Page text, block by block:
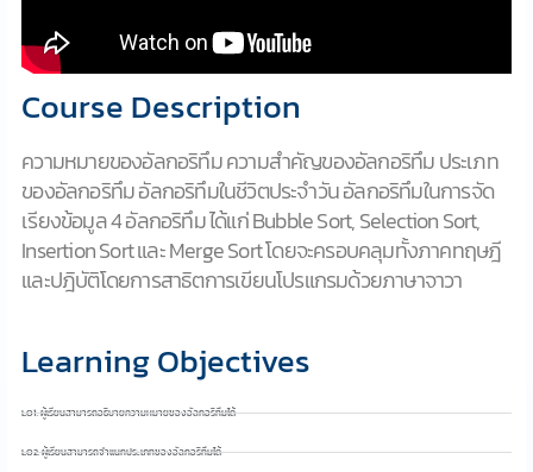
Course Description
ความหมายของอัลกอริทึม ความสำคัญของอัลกอริทึม ประเภท
ของอัลกอริทึม อัลกอริทึมในชีวิตประจำวัน อัลกอริทึมในการจัด
เรียงข้อมูล 4 อัลกอริทึม ได้แก่ Bubble Sort, Selection Sort,
Insertion Sort และ Merge Sort โดยจะครอบคลุมทั้งภาคทฤษฎี
และปฎิบัติโดยการสาธิตการเขียนโปรแกรมด้วยภาษาจาวา
Learning Objectives
LO1: ผู้เรียนสามารถอธิบายความหมายของอัลกอริทึมได้
LO2: ผู้เรียนสามารถจำแนกประเภทของอัลกอริทึมได้